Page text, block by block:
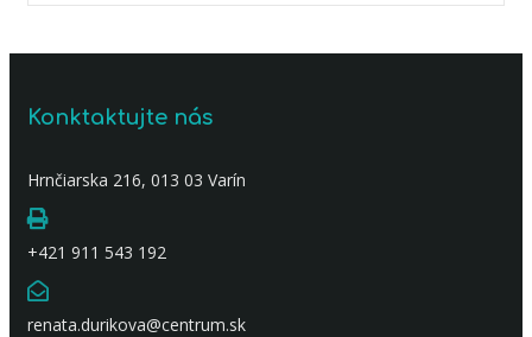
Konktaktujte nás
Hrnčiarska 216, 013 03 Varín
+421 911 543 192
renata.durikova@centrum.sk